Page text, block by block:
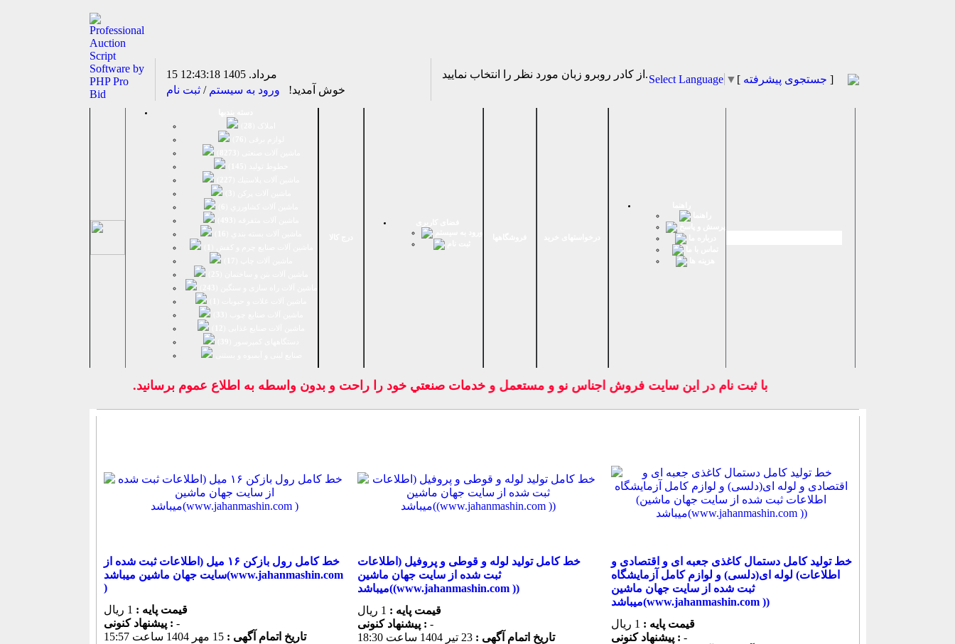
15 مرداد. 1405
12:43:19
خوش آمدید! ورود به سیستم /ثبت نام
از كادر روبرو زبان مورد نظر را انتخاب نماييد.Select Language ▼ [ جستجوی پیشرفته ]
با ثبت نام در اين سايت فروش اجناس نو و مستعمل و خدمات صنعتي خود را راحت و بدون واسطه به اطلاع عموم برسانيد.
خط کامل رول بازکن ۱۶ میل (اطلاعات ثبت شده از
سایت جهان ماشین میباشد(www.jahanmashin.com
)
قیمت پایه :
پیشنهاد كنونی : -
تاریخ اتمام آگهی : 15 مهر 1404 ساعت 15:57
خط کامل تولید لوله و قوطی و پروفیل (اطلاعات
ثبت شده از سایت جهان ماشین
میباشد((www.jahanmashin.com ))
قیمت پایه :
پیشنهاد كنونی : -
تاریخ اتمام آگهی : 23 تير 1404 ساعت 18:30
خط تولید کامل دستمال کاغذی جعبه ای و اقتصادی و
لوله ای(دلسی) و لوازم کامل آزمایشگاه (اطلاعات
ثبت شده از سایت جهان ماشین
میباشد(www.jahanmashin.com ))
قیمت پایه :
پیشنهاد كنونی : -